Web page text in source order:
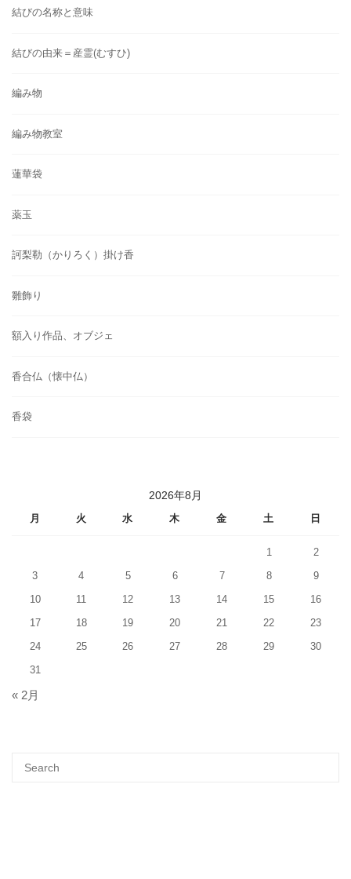
結びの名称と意味
結びの由来＝産霊(むすひ)
編み物
編み物教室
蓮華袋
薬玉
訶梨勒（かりろく）掛け香
雛飾り
額入り作品、オブジェ
香合仏（懐中仏）
香袋
2026年8月
月 火 水 木 金 土 日
1
2
3
4 5 6 7 8
9
10
11 12 13 14 15
16
17
18 19 20 21 22
23
24
25 26 27 28 29
30
31
« 2月